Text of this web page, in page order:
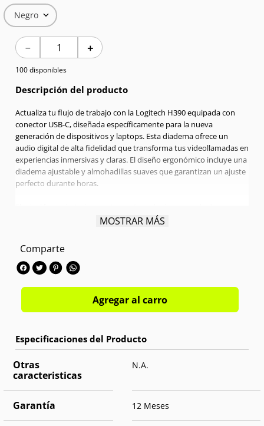
Negro
＋
－
100 disponibles
Descripción del producto
Actualiza tu flujo de trabajo con la Logitech H390 equipada con
conector USB-C, diseñada específicamente para la nueva
generación de dispositivos y laptops. Esta diadema ofrece un
audio digital de alta fidelidad que transforma tus videollamadas en
experiencias inmersivas y claras. El diseño ergonómico incluye una
diadema ajustable y almohadillas suaves que garantizan un ajuste
perfecto durante horas.
cancelación de ruido, asegurando que te escuchen con total
silencio al alcance de tu mano. Es la elección inteligente para el
usuario moderno que busca rendimiento y conectividad USB-C en
Mastronics.
USB-C para dispositivos modernos
Micrófono:Ajustable con cancelación de ruido
Configuración:
Plug-and-Play instantánea
MOSTRAR MÁS
Comparte
Agregar al carro
Otras
caracteristicas
N.A.
Garantía 12 Meses
7.
Celulares
8.
Iphone 15 Pro Max
9 .
Iphone 17